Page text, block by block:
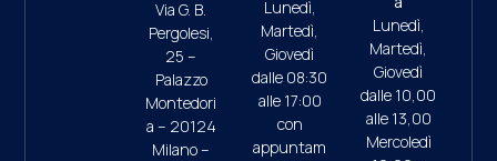
Via G. B.
Pergolesi,
25 –
Palazzo
Montedori
a – 20124
Milano –
Lunedì,
Martedì,
Giovedì
dalle 08:30
alle 17:00
con
appuntam
Lunedì,
Martedì,
Giovedì
dalle 10,00
alle 13,00
Mercoledì